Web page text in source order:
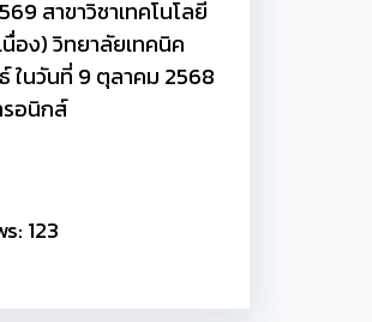
สาขาวิชาเทคโนโลยี
อง) วิทยาลัยเทคนิค
ในวันที่ 9 ตุลาคม 2568
อนิกส์
123